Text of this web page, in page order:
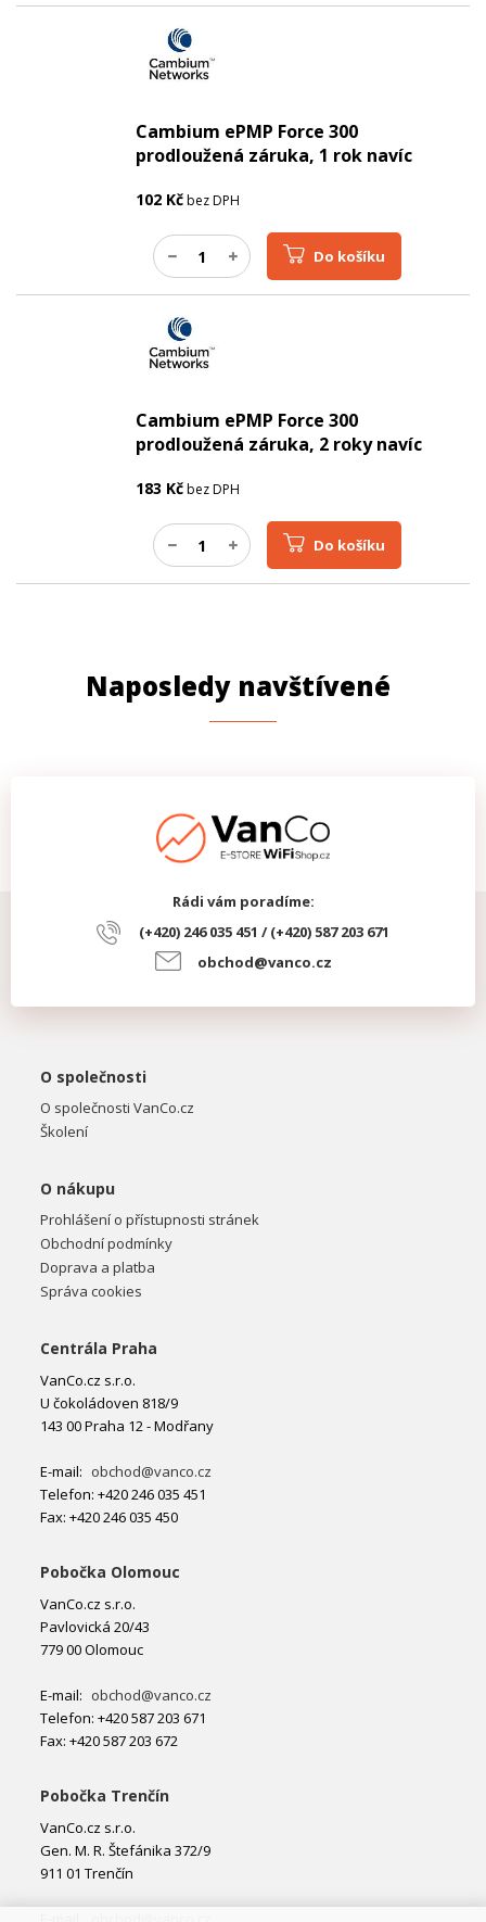
Cambium ePMP Force 300
prodloužená záruka, 1 rok navíc
102 Kčbez DPH
Do košíku
Cambium ePMP Force 300
prodloužená záruka, 2 roky navíc
183 Kčbez DPH
Do košíku
Naposledy navštívené
Rádi vám poradíme:
(+420) 246 035 451 / (+420) 587 203 671
obchod@vanco.cz
O společnosti
O společnosti VanCo.cz
Školení
O nákupu
Prohlášení o přístupnosti stránek
Obchodní podmínky
Doprava a platba
Správa cookies
Centrála Praha
VanCo.cz s.r.o.
U čokoládoven 818/9
143 00 Praha 12 - Modřany
E-mail: obchod@vanco.cz
Telefon: +420 246 035 451
Fax: +420 246 035 450
Pobočka Olomouc
VanCo.cz s.r.o.
Pavlovická 20/43
779 00 Olomouc
E-mail: obchod@vanco.cz
Telefon: +420 587 203 671
Fax: +420 587 203 672
Pobočka Trenčín
VanCo.cz s.r.o.
Gen. M. R. Štefánika 372/9
911 01 Trenčín